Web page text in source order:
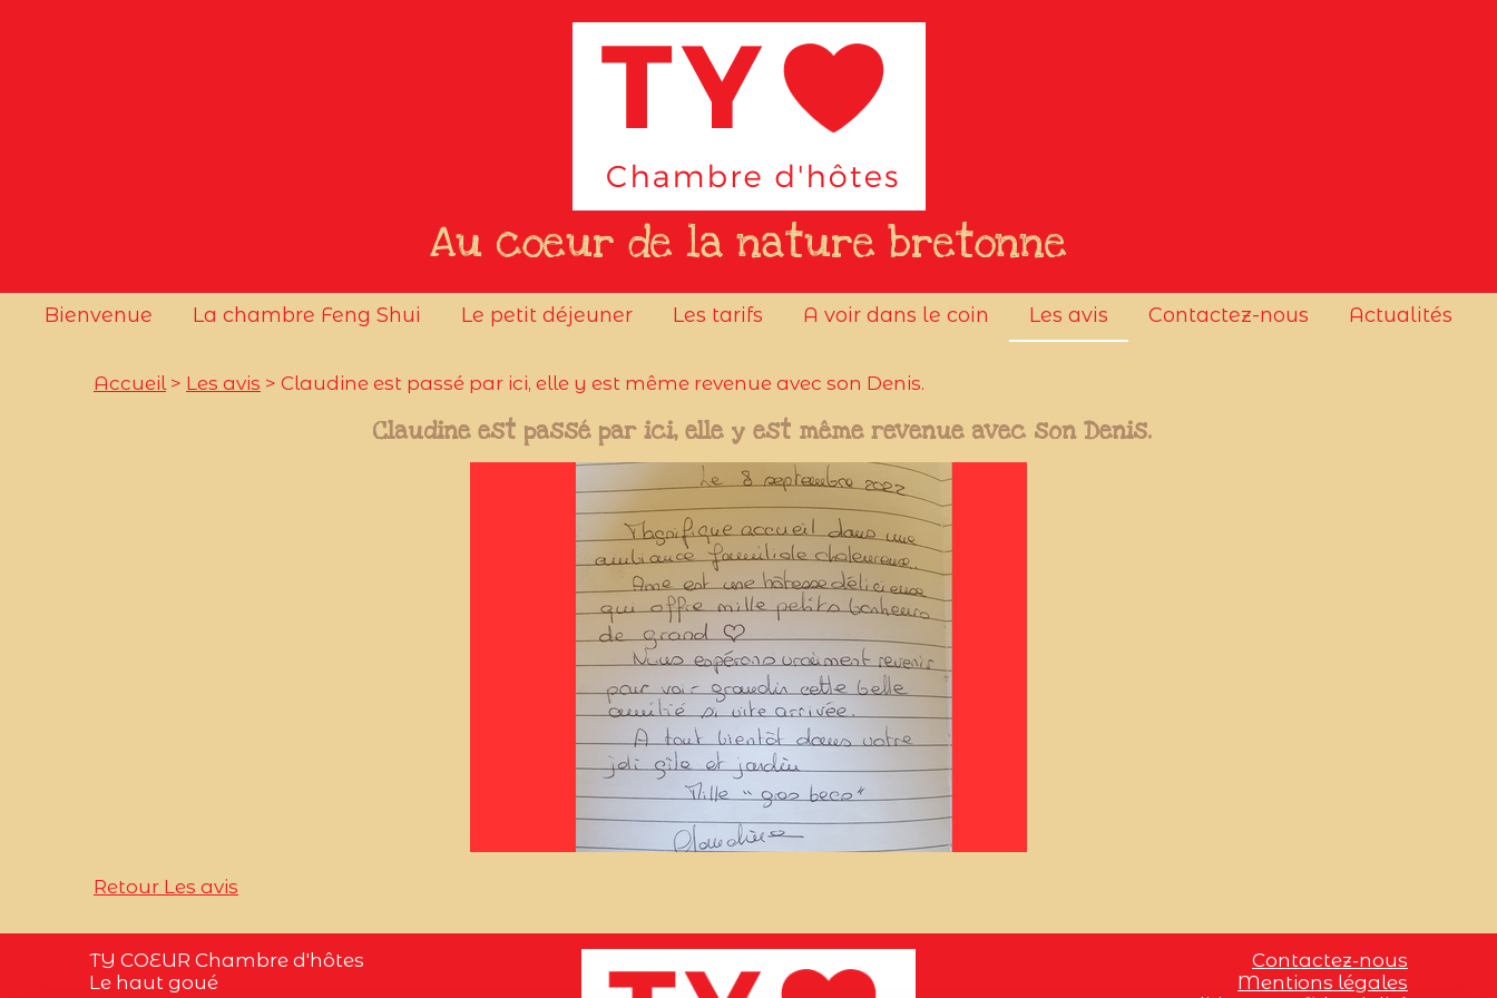
Au coeur de la nature bretonne
Bienvenue La chambre Feng Shui Le petit déjeuner Les tarifs A voir dans le coin Les avis Contactez-nous Actualités
Accueil > Les avis > Claudine est passé par ici, elle y est même revenue avec son Denis.
Claudine est passé par ici, elle y est même revenue avec son Denis.
Retour Les avis
TY COEUR Chambre d'hôtes
Le haut goué
Contactez-nous
Mentions légales